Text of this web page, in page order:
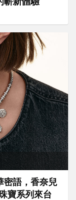
密語，香奈兒
寶系列來台